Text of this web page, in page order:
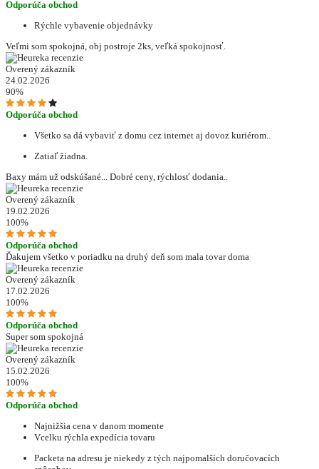
Odporúča obchod
Rýchle vybavenie objednávky
Veľmi som spokojná, obj postroje 2ks, veľká spokojnosť.
Overený zákazník
24.02.2026
90%
Odporúča obchod
Všetko sa dá vybaviť z domu cez internet aj dovoz kuriérom..
Zatiaľ žiadna.
Baxy mám už odskúšané... Dobré ceny, rýchlosť dodania..
Overený zákazník
19.02.2026
100%
Odporúča obchod
Ďakujem všetko v poriadku na druhý deň som mala tovar doma
Overený zákazník
17.02.2026
100%
Odporúča obchod
Super som spokojná
Overený zákazník
15.02.2026
100%
Odporúča obchod
Najnižšia cena v danom momente
Vcelku rýchla expedícia tovaru
Packeta na adresu je niekedy z tých najpomalších doručovacích